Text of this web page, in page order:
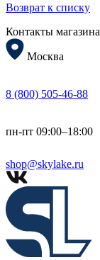
Возврат к списку
Контакты магазина
Москва
8 (800) 505-46-88
пн-пт 09:00–18:00
shop@skylake.ru